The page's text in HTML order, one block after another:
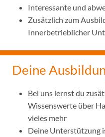
Interessante und
Zusätzlich zum
Innerbetrieblicher
Deine
Bei uns lernst du
Wissenswerte über
vieles mehr
Deine Unterstützung